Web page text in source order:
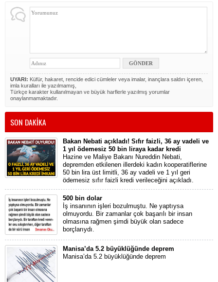
UYARI: Küfür, hakaret, rencide edici cümleler veya imalar, inançlara saldırı içeren,
imla kuralları ile yazılmamış,
Türkçe karakter kullanılmayan ve büyük harflerle yazılmış yorumlar
onaylanmamaktadır.
SON DAKİKA
Bakan Nebati açıkladı! Sıfır faizli, 36 ay vadeli ve
1 yıl ödemesiz 50 bin liraya kadar kredi
Hazine ve Maliye Bakanı Nureddin Nebati,
depremden etkilenen illerdeki kadın kooperatiflerine
50 bin lira üst limitli, 36 ay vadeli ve 1 yıl geri
ödemesiz sıfır faizli kredi verileceğini açıkladı.
500 bin dolar
İş insanının işleri bozulmuştu. Ne yaptıysa
olmuyordu. Bir zamanlar çok başarılı bir insan
olmasına rağmen şimdi büyük olan sadece
borçlarıydı.
Manisa’da 5.2 büyüklüğünde deprem
Manisa’da 5.2 büyüklüğünde deprem